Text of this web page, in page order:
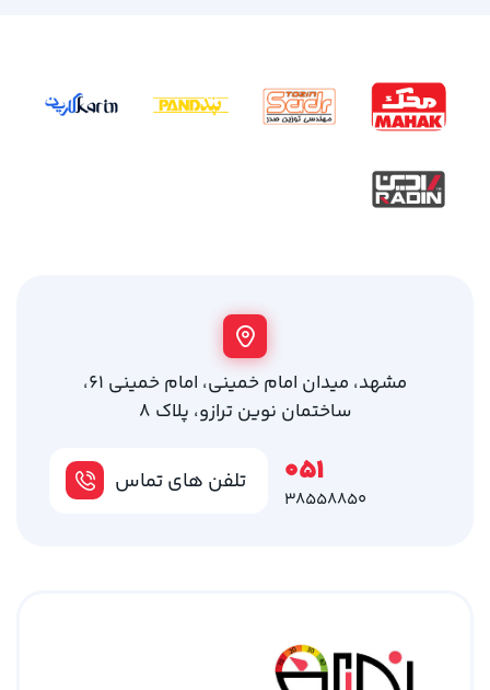
مشهد، میدان امام خمینی، امام خمینی 61،
ساختمان نوین ترازو، پلاک 8
تلفن های تماس 051
38558850